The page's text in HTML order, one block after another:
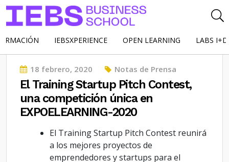
IEBSXPERIENCE OPEN LEARNING LABS
Posted
on
18 febrero, 2020 Notas de Prensa
El Training Startup Pitch Contest,
una competición única en
EXPOELEARNING-2020
El Training Startup Pitch Contest reunirá
a los mejores proyectos de
emprendedores y startups para el